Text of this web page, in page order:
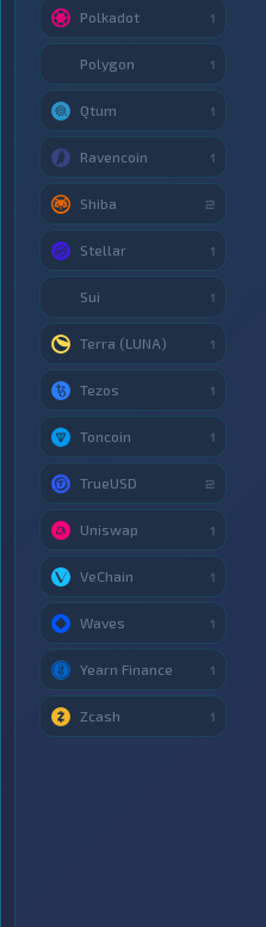
Polkadot 1
Polygon 1
Qtum 1
Ravencoin 1
Shiba 2
Stellar 1
Sui 1
Terra (LUNA) 1
Tezos 1
Toncoin 1
TrueUSD 2
Uniswap 1
VeChain 1
Waves 1
Yearn Finance 1
Zcash 1